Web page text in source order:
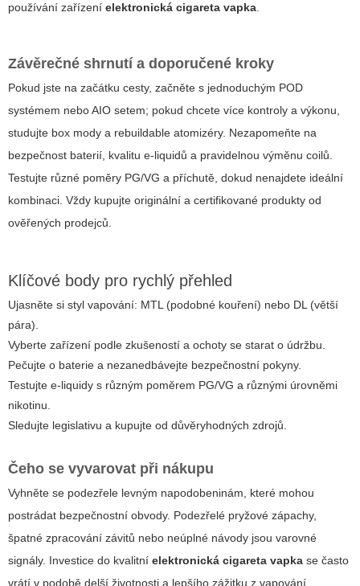
používání zařízení elektronická cigareta vapka.
Závěrečné shrnutí a doporučené kroky
Pokud jste na začátku cesty, začněte s jednoduchým POD
systémem nebo AIO setem; pokud chcete více kontroly a výkonu,
studujte box mody a rebuildable atomizéry. Nezapomeňte na
bezpečnost baterií, kvalitu e-liquidů a pravidelnou výměnu coilů.
Testujte různé poměry PG/VG a příchutě, dokud nenajdete ideální
kombinaci. Vždy kupujte originální a certifikované produkty od
ověřených prodejců.
Klíčové body pro rychlý přehled
Ujasněte si styl vapování: MTL (podobné kouření) nebo DL (větší
pára).
Vyberte zařízení podle zkušeností a ochoty se starat o údržbu.
Pečujte o baterie a nezanedbávejte bezpečnostní pokyny.
Testujte e-liquidy s různým poměrem PG/VG a různými úrovněmi
nikotinu.
Sledujte legislativu a kupujte od důvěryhodných zdrojů.
Čeho se vyvarovat při nákupu
Vyhněte se podezřele levným napodobeninám, které mohou
postrádat bezpečnostní obvody. Podezřelé pryžové zápachy,
špatné zpracování závitů nebo neúplné návody jsou varovné
signály. Investice do kvalitní elektronická cigareta vapka se často
vrátí v podobě delší životnosti a lepšího zážitku z vapování.